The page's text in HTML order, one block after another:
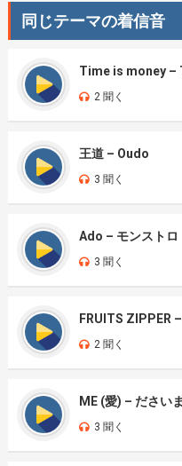
同じテーマの着信音
Time is money –
2 聞く
王道 – Oudo
3 聞く
Ado – モンストロ
3 聞く
FRUITS ZIPPER
2 聞く
ME (愛) – ださい
3 聞く